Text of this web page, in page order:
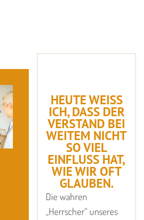
HEUTE WEISS I
CH, DASS DER V
ERSTAND BEI W
EITEM NICHT S
O VIEL E
INFLUSS HAT, W
IE WIR OFT G
LAUBEN.
Die wahren
„Herrscher“ unseres